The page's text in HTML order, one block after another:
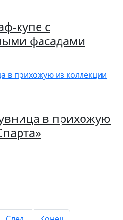
купе с
фасадами
в прихожую